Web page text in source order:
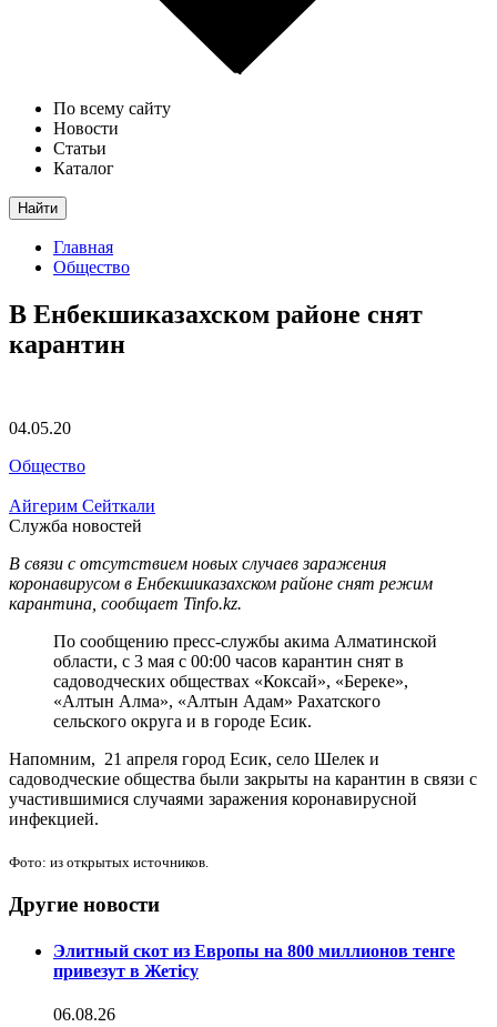
По всему сайту
Новости
Статьи
Каталог
Найти
Главная
Общество
В Енбекшиказахском районе снят
карантин
04.05.20
Общество
Айгерим Сейткали
Служба новостей
В связи с отсутствием новых случаев заражения
коронавирусом в Енбекшиказахском районе снят режим
карантина, сообщает Tinfo.kz.
По сообщению пресс-службы акима Алматинской
области, с 3 мая с 00:00 часов карантин снят в
садоводческих обществах «Коксай», «Береке»,
«Алтын Алма», «Алтын Адам» Рахатского
сельского округа и в городе Есик.
Напомним, 21 апреля город Есик, село Шелек и
садоводческие общества были закрыты на карантин в связи с
участившимися случаями заражения коронавирусной
инфекцией.
Фото: из открытых источников.
Другие новости
Элитный скот из Европы на 800 миллионов тенге
привезут в Жетісу
06.08.26